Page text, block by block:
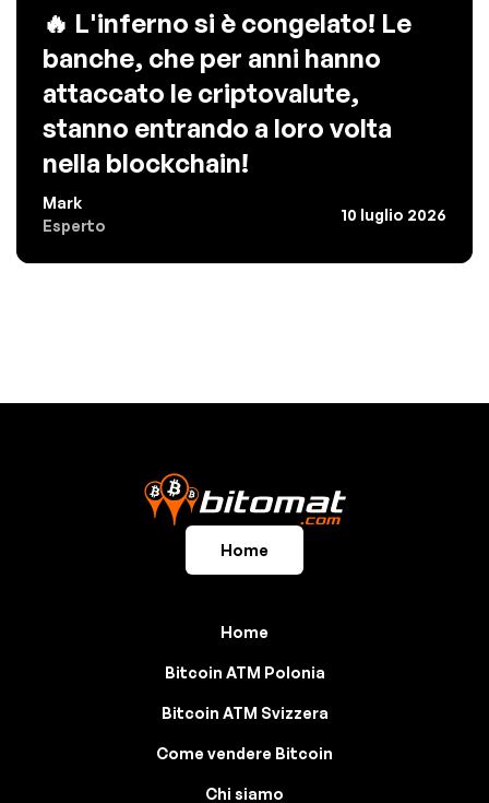
🔥 L'inferno si è congelato! Le
banche, che per anni hanno
attaccato le criptovalute,
stanno entrando a loro volta
nella blockchain!
Mark
Esperto
10 luglio 2026
Home
Home
Bitcoin ATM Polonia
Bitcoin ATM Svizzera
Come vendere Bitcoin
Chi siamo